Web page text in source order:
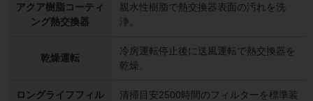
アクア樹脂コーティ
ング熱交換器
親水性樹脂で熱交換器表面の汚れを洗
浄。
乾燥運転
冷房運転停止後に送風運転で熱交換器を
乾燥。
ロングライフフィル
清掃目安2500時間のフィルターを標準装